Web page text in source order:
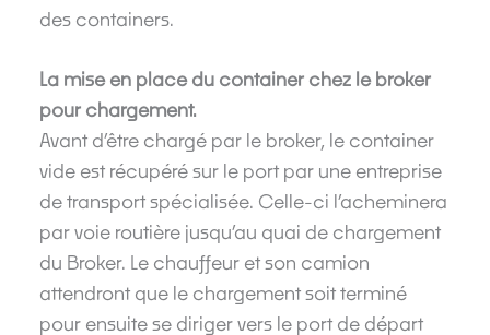
des containers.
La mise en place du container chez le broker
pour chargement.
Avant d’être chargé par le broker, le container
vide est récupéré sur le port par une entreprise
de transport spécialisée. Celle-ci l’acheminera
par voie routière jusqu’au quai de chargement
du Broker. Le chauffeur et son camion
attendront que le chargement soit terminé
pour ensuite se diriger vers le port de départ